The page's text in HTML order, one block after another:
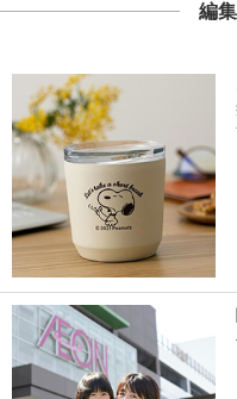
編